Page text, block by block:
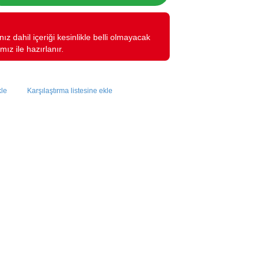
dahil içeriği kesinlikle belli olmayacak
ile hazırlanır.
Karşılaştırma listesine ekle